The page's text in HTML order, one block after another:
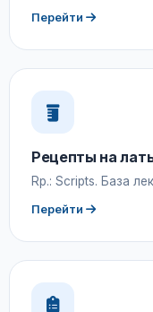
Перейти
Рецепты на
Rp.: Scripts. База
Перейти